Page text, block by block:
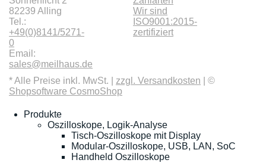
82239 Alling
Tel.:
+49(0)8141/5271-
0
Email:
sales@meilhaus.de
Wir sind
ISO9001:2015-
zertifiziert
* Alle Preise inkl. MwSt. | zzgl. Versandkosten | ©
Shopsoftware CosmoShop
Produkte
Oszilloskope, Logik-Analyse
Tisch-Oszilloskope mit Display
Modular-Oszilloskope, USB, LAN, SoC
Handheld Oszilloskope